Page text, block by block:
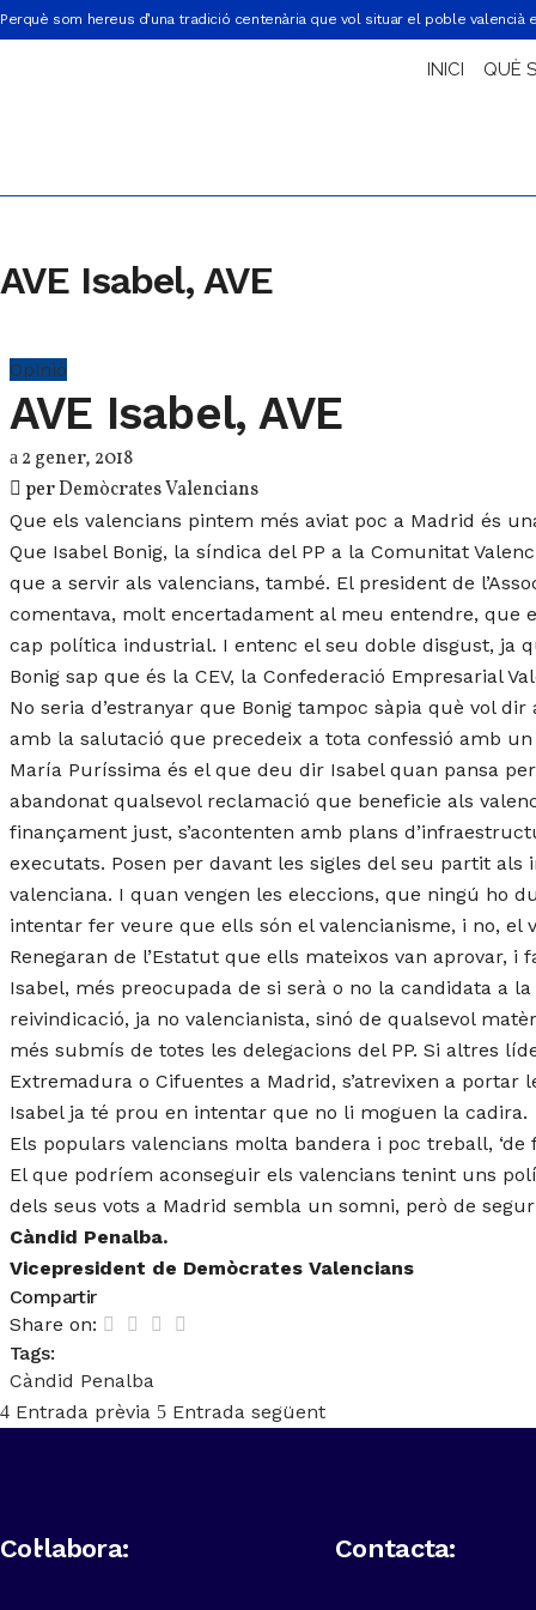
Perquè som hereus d’una tradició centenària que vol situar el poble valencià
INICI QUÈ
AVE Isabel, AVE
Opinió
AVE Isabel, AVE
2 gener, 2018
perDemòcrates Valencians
Que els valencians pintem més aviat poc a Madrid és
Que Isabel Bonig, la síndica del PP a la Comunitat
que a servir als valencians, també. El president de
comentava, molt encertadament al meu entendre, que
cap política industrial. I entenc el seu doble disgust, ja
Bonig sap que és la CEV, la Confederació Empresarial
No seria d’estranyar que Bonig tampoc sàpia què vol
amb la salutació que precedeix a tota confessió amb
María Puríssima és el que deu dir Isabel quan pansa
abandonat qualsevol reclamació que beneficie als
finançament just, s’acontenten amb plans
executats. Posen per davant les sigles del seu partit als
valenciana. I quan vengen les eleccions, que ningú ho
intentar fer veure que ells són el valencianisme, i no, el
Renegaran de l’Estatut que ells mateixos van aprovar,
Isabel, més preocupada de si serà o no la candidata a
reivindicació, ja no valencianista, sinó de qualsevol
més submís de totes les delegacions del PP. Si altres
Extremadura o Cifuentes a Madrid, s’atrevixen a portar
Isabel ja té prou en intentar que no li moguen la cadira.
Els populars valencians molta bandera i poc treball,
El que podríem aconseguir els valencians tenint uns
dels seus vots a Madrid sembla un somni, però de
Càndid Penalba.
Vicepresident de Demòcrates Valencians
Compartir
Share on:
Tags:
Càndid Penalba
Entrada prèvia
Entrada següent
Col·labora: Contacta: